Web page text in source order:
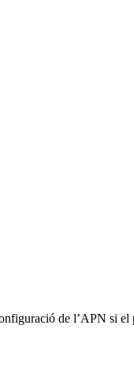
de l’APN si el